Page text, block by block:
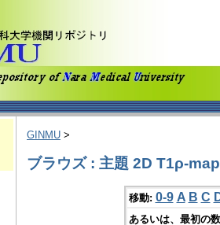
GINMU >
ブラウズ : 主題 2D T1ρ-
移動: 0-9 A B C
あるいは、最初の